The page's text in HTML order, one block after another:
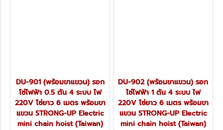
DU-901 (พร้อมขาแขวน) รอก
โซ่ไฟฟ้า 0.5 ตัน 4 ระบบ ไฟ
220V โซ่ยาว 6 เมตร พร้อมขา
แขวน STRONG-UP Electric
mini chain hoist (Taiwan)
DU-902 (พร้อมขาแขวน) รอก
โซ่ไฟฟ้า 1 ตัน 4 ระบบ ไฟ
220V โซ่ยาว 6 เมตร พร้อมขา
แขวน STRONG-UP Electric
mini chain hoist (Taiwan)